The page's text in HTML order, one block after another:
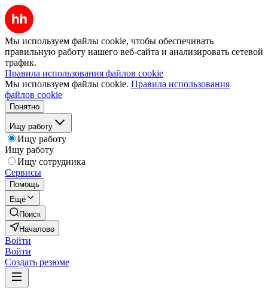
Мы используем файлы cookie, чтобы обеспечивать
правильную работу нашего веб-сайта и анализировать сетевой
трафик.
Правила использования файлов cookie
Мы используем файлы cookie. Правила использования
файлов cookie
Понятно
Ищу работу
Ищу работу
Ищу работу
Ищу сотрудника
Сервисы
Помощь
Ещё
Поиск
Началово
Войти
Войти
Создать резюме